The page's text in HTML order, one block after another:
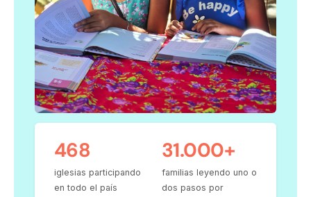
468
iglesias participando
en todo el país
31.000+
familias leyendo uno o
dos pasos por